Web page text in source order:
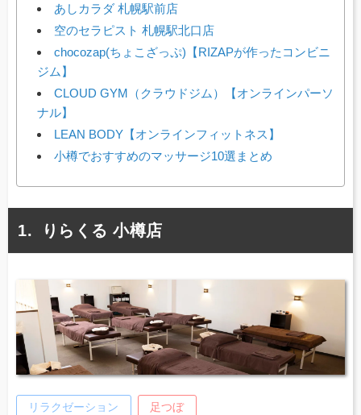
あしカラダ 札幌駅前店
空のセラピスト 札幌駅北口店
chocozap(ちょこざっぷ)【RIZAPが作ったコンビニ
ジム】
CLOUD GYM（クラウドジム）【オンラインパーソ
ナル】
LEAN BODY【オンラインフィットネス】
小樽でおすすめのマッサージ10選まとめ
りらくる 小樽店
リラクゼーション 足つぼ